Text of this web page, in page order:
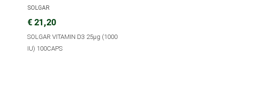
SOLGAR
€ 21,20
SOLGAR VITAMIN D3 25μg (1000
IU) 100CAPS